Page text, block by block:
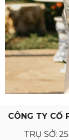
CÔNG TY CỔ
TRỤ SỞ: